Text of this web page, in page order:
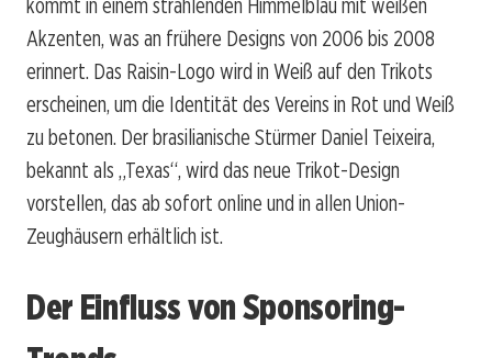
Akzenten, was an frühere Designs von 2006 bis 2008
erinnert. Das Raisin-Logo wird in Weiß auf den Trikots
erscheinen, um die Identität des Vereins in Rot und Weiß
zu betonen. Der brasilianische Stürmer Daniel Teixeira,
bekannt als „Texas“, wird das neue Trikot-Design
vorstellen, das ab sofort online und in allen Union-
Zeughäusern erhältlich ist.
Der Einfluss von Sponsoring-